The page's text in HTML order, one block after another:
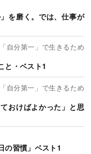
を磨く。では、仕事が
自分第一」で生きるため
と・ベスト1
自分第一」で生きるため
おけばよかった」と思
の習慣」ベスト1